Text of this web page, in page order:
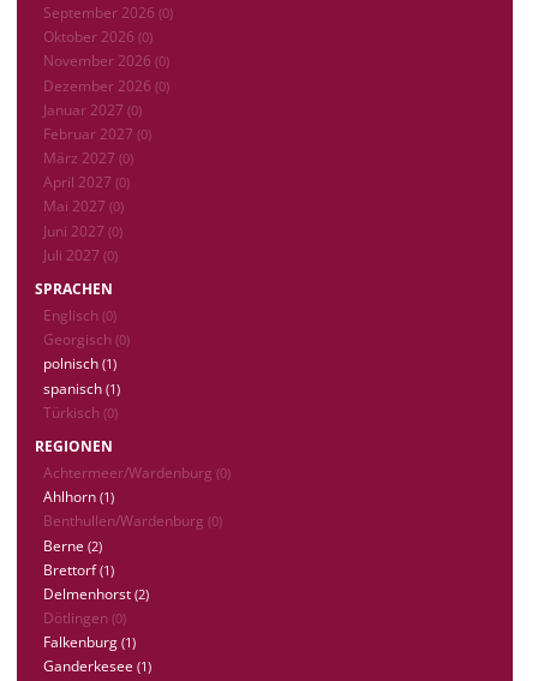
September 2026 (0)
Oktober 2026 (0)
November 2026 (0)
Dezember 2026 (0)
Januar 2027 (0)
Februar 2027 (0)
März 2027 (0)
April 2027 (0)
Mai 2027 (0)
Juni 2027 (0)
Juli 2027 (0)
SPRACHEN
Englisch (0)
Georgisch (0)
polnisch (1)
spanisch (1)
Türkisch (0)
REGIONEN
Achtermeer/Wardenburg (0)
Ahlhorn (1)
Benthullen/Wardenburg (0)
Berne (2)
Brettorf(1)
Delmenhorst (2)
Dötlingen (0)
Falkenburg (1)
Ganderkesee (1)